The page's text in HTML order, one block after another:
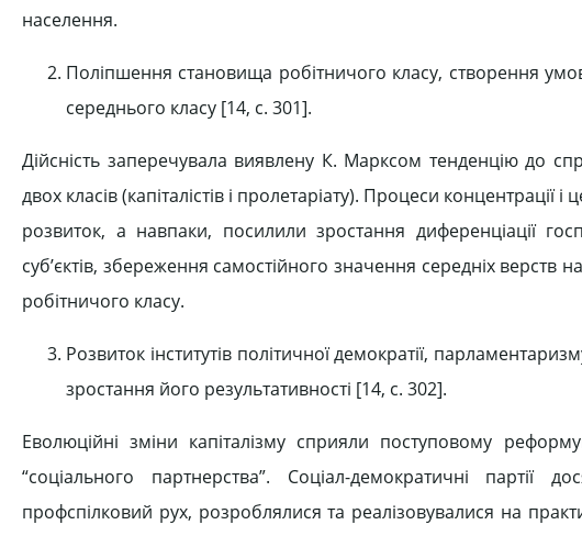
населення.
Поліпшення становища робітничого класу, створення
середнього класу [14, с. 301].
Дійсність заперечувала виявлену К. Марксом тенденцію до
двох класів (капіталістів і пролетаріату). Процеси концентрації
розвиток, а навпаки, посилили зростання диференціації
суб’єктів, збереження самостійного значення середніх верств
робітничого класу.
Розвиток інститутів політичної демократії,
зростання його результативності [14, с. 302].
Еволюційні зміни капіталізму сприяли поступовому
“соціального партнерства”. Соціал-демократичні партії
профспілковий рух, розроблялися та реалізовувалися на